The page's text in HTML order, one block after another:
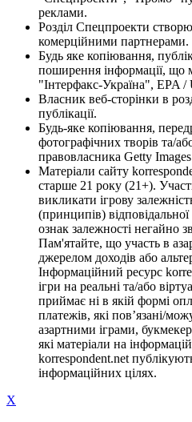
реклами.
Розділ Спецпроекти
комерційними партнерами.
Будь яке копіювання,
поширення інформації, що
"Інтерфакс-Україна", EPA /
Власник веб-сторінки в
публікації.
Будь-яке копіювання,
фотографічних творів та/
правовласника Getty
Матеріали сайту
старше 21 року (21+).
викликати ігрову
(принципів)
ознак залежності негайно
Пам'ятайте, що участь в
джерелом доходів або
Інформаційний ресурс
ігри на реальні та/або
приймає ні в якій формі
платежів, які пов’язані/
азартними іграми,
які матеріали на
korrespondent.net
інформаційних цілях.
X